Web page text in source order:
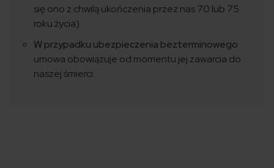
się ono z chwilą ukończenia przez nas 70 lub 75.
roku życia).
W przypadku ubezpieczenia bezterminowego
umowa obowiązuje od momentu jej zawarcia do
naszej śmierci.